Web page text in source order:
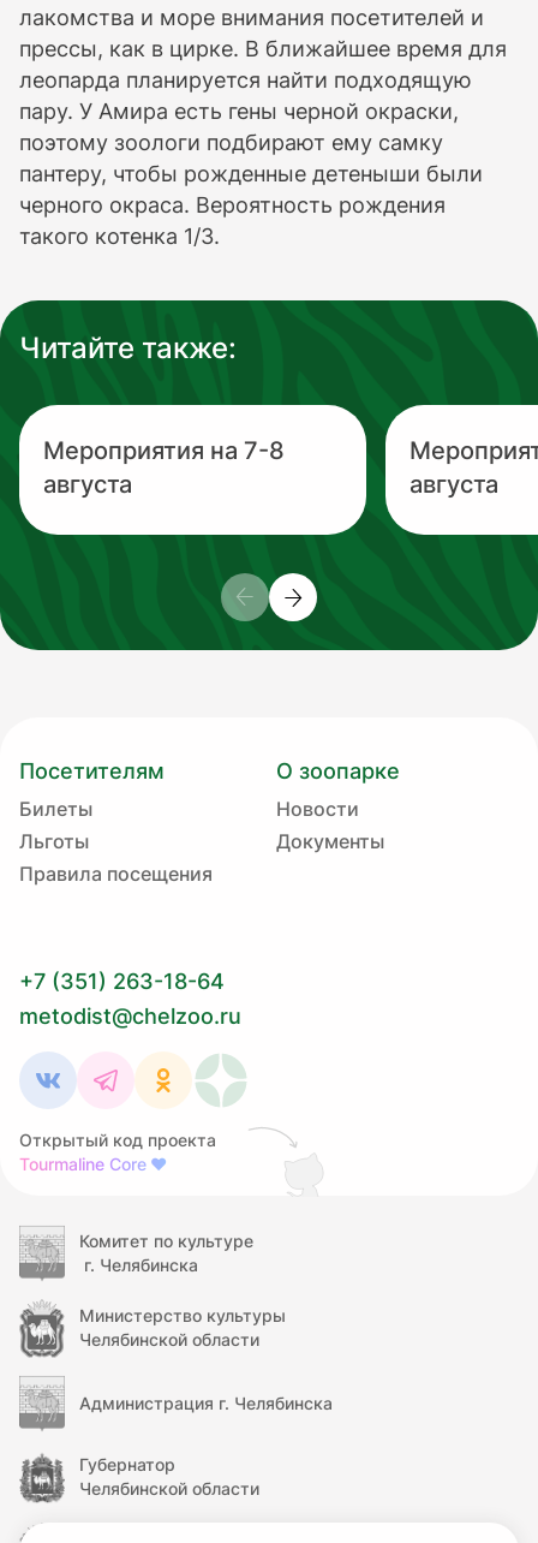
лакомства и море внимания посетителей и
прессы, как в цирке. В ближайшее время для
леопарда планируется найти подходящую
пару. У Амира есть гены черной окраски,
поэтому зоологи подбирают ему самку
пантеру, чтобы рожденные детеныши были
черного окраса. Вероятность рождения
такого котенка 1/3.
Читайте также:
Мероприятия на 7-8
августа
августа
Посетителям
Билеты
Льготы
Правила посещения
О зоопарке
Новости
Документы
+7 (351) 263-18-64
metodist@chelzoo.ru
Открытый код проекта
Tourmaline Core ❤
Комитет по культуре
г. Челябинска
Министерство культуры
Челябинской области
Администрация г. Челябинска
Губернатор
Челябинской области